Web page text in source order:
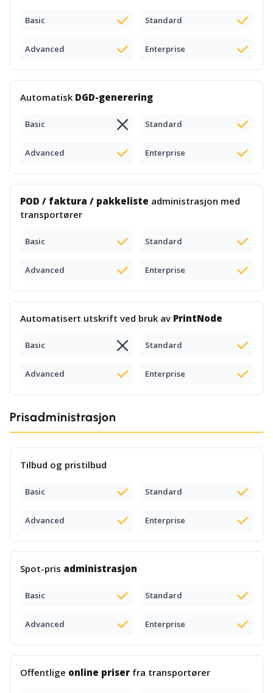
Basic Standard
Advanced Enterprise
Automatisk DGD-generering
Basic Standard
Advanced Enterprise
POD / faktura / pakkeliste administrasjon med
transportører
Basic Standard
Advanced Enterprise
Automatisert utskrift ved bruk av PrintNode
Basic Standard
Advanced Enterprise
Prisadministrasjon
Tilbud og pristilbud
Basic Standard
Advanced Enterprise
Spot-pris administrasjon
Basic Standard
Advanced Enterprise
Offentlige online priser fra transportører